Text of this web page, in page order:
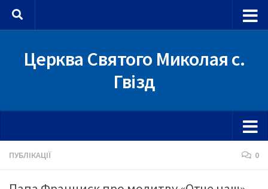
Skip to content
Церква Святого Миколая с.
Гвізд
ПУБЛІКАЦІЇ 0